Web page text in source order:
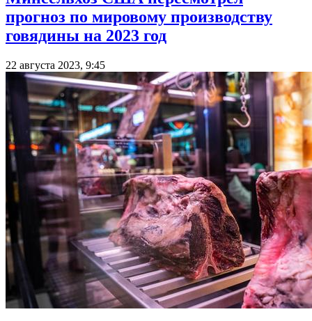
прогноз по мировому производству
говядины на 2023 год
22 августа 2023, 9:45